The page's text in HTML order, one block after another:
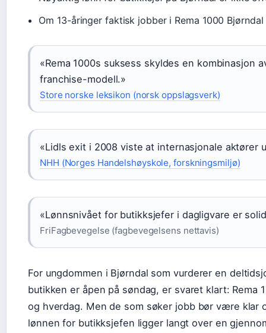
Om 13-åringer faktisk jobber i Rema 1000 Bjørndal
«Rema 1000s suksess skyldes en kombinasjon
franchise-modell.»
Store norske leksikon (norsk oppslagsverk)
«Lidls exit i 2008 viste at internasjonale aktører
NHH (Norges Handelshøyskole, forskningsmiljø)
«Lønnsnivået for butikksjefer i dagligvare er
FriFagbevegelse (fagbevegelsens nettavis)
For ungdommen i Bjørndal som vurderer en
butikken er åpen på søndag, er svaret klart: Rema
og hverdag. Men de som søker jobb bør være klar
lønnen for butikksjefen ligger langt over en